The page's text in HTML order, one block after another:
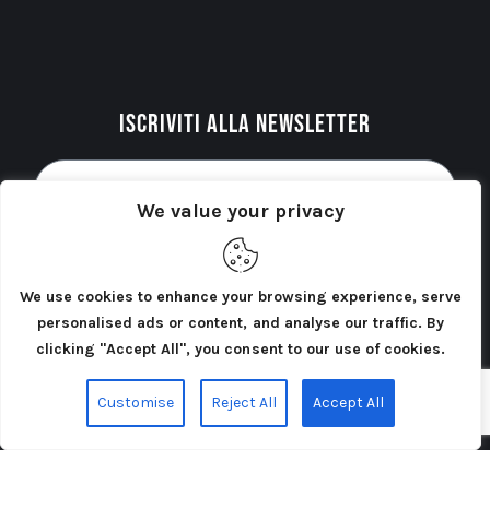
We value your privacy
We use cookies to enhance your browsing experience, serve
personalised ads or content, and analyse our traffic. By
clicking "Accept All", you consent to our use of cookies.
Customise Reject All Accept All
Iscriviti alla newsletter
Acconsento al trattamento dei miei dati personali
Privacy Policy
INVIA